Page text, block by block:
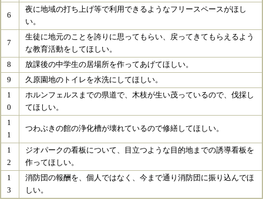
6
夜に地域の打ち上げ等で利用できるようなフリースペースがほし
い。
7
生徒に地元のことを誇りに思ってもらい、戻ってきてもらえるよう
な教育活動をしてほしい。
8
放課後の中学生の居場所を作ってあげてほしい。
9
久原園地のトイレを水洗にしてほしい。
1
0
ホルンフェルスまでの県道で、木枝が生い茂っているので、伐採し
てほしい。
1
1
つわぶきの館の浄化槽が壊れているので修繕してほしい。
1
2
ジオパークの看板について、目立つような目的地までの誘導看板を
作ってほしい。
1
3
消防団の報酬を、個人ではなく、今まで通り消防団に振り込んでほ
しい。